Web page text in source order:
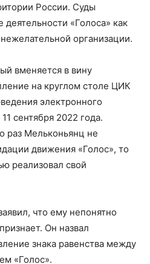
России. Суды
«Голоса» как
организации.
вменяется в вину
на круглом столе ЦИК
электронного
сентября 2022 года.
раз Мельконьянц не
движения «Голос», то
реализовал свой
что ему непонятно
Он назвал
знака равенства между
«Голос».